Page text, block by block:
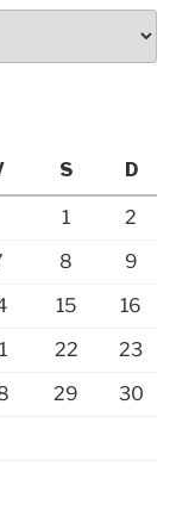
S D
1
2
8
9
15
16
22
23
29
30